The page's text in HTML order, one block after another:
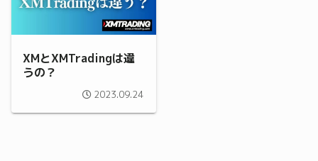
XMとXMTradingは違
うの？
2023.09.24